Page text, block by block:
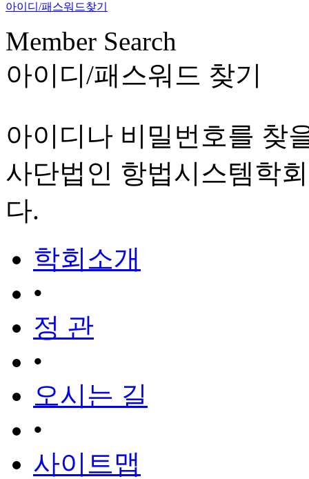
아이디/패스워드찾기
Member Search
아이디/패스워드 찾기
아이디나 비밀번호를 찾
사단법인 항법시스템학
다.
학회소개
•
정 관
•
오시는 길
•
사이트맵